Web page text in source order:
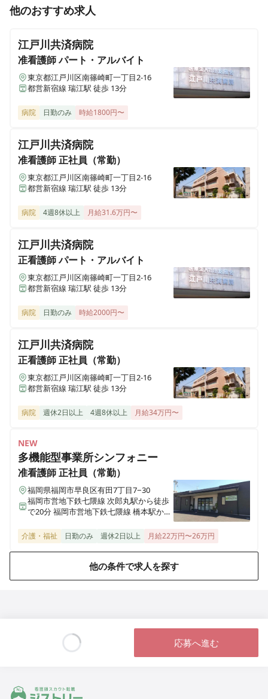
正看護師 正社員（常勤）
【病棟勤務で日勤のみ◎無料託児所完備◎】2026年に
院です🏥
正看護師 正社員（常勤）
【月9日休み◎無料託児所完備◎】2026年にフルリニュ
ーアルする、地域に根差した2次救急指定病院です🏥
准看護師 正社員（常勤）
【病棟勤務で日勤のみ◎無料託児所完備◎】2026年に
フルリニューアルする、地域に根差した2次救急指定病
院です🏥
准看護師 正社員（常勤）
【外来常勤◎月9日休み◎無料託児所完備◎】2026年に
フルリニューアルする、地域に根差した2次救急指定病
院です🏥
≪非常勤≫【無料託児所完備◎週4以上～◎】2026年に
フルリニューアルする、地域に根差した2次救急指定病
院です🏥
准看護師 正社員（常勤）
2026年にフルリニューアルする、地域に根差した2次救
急指定病院です🏥
正看護師 正社員（常勤）
【手術室で日勤常勤◎無料託児所完備◎】2026年にフ
ルリニューアルする、地域に根差した2次救急指定病院
です🏥
他のおすすめ求人
江戸川共済病院
准看護師パート・アルバイト
東京都江戸川区南篠崎町一丁目2-16
都営新宿線 瑞江駅 徒歩 13分
病院 日勤のみ 時給1800円〜
江戸川共済病院
准看護師正社員（常勤）
東京都江戸川区南篠崎町一丁目2-16
都営新宿線 瑞江駅 徒歩 13分
病院 4週8休以上 月給31.6万円〜
江戸川共済病院
正看護師パート・アルバイト
東京都江戸川区南篠崎町一丁目2-16
都営新宿線 瑞江駅 徒歩 13分
病院 日勤のみ 時給2000円〜
江戸川共済病院
正看護師正社員（常勤）
東京都江戸川区南篠崎町一丁目2-16
都営新宿線 瑞江駅 徒歩 13分
病院 週休2日以上 4週8休以上 月給34万円〜
NEW
多機能型事業所シンフォニー
准看護師正社員（常勤）
福岡県福岡市早良区有田7丁目7−30
福岡市営地下鉄七隈線 次郎丸駅から徒歩
で20分 福岡市営地下鉄七隈線 橋本駅から
介護・福祉 日勤のみ 週休2日以上 月給22万円〜26万円
他の条件で求人を探す
応募へ進む
ジストリー 看護師の転職マッチング